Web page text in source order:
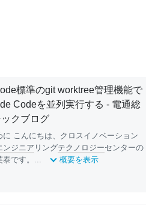
標準のgit worktree管理機能で
Codeを並列実行する - 電通総
クブログ
に こんにちは、クロスイノベーション
ンジニア リングテクノロジーセンターの
泰です。...
概要を表示